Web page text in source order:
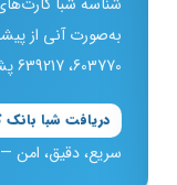
به‌صورت آنی از
603770، 639217 پشتیبانی می‌شوند.
دریافت شبا بانک
سریع، دقیق، امن — نتیجه در